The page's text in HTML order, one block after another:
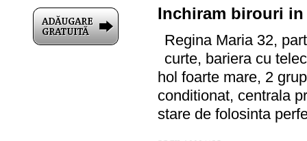
Inchiram birouri in
Regina Maria 32,
curte, bariera cu
hol foarte mare, 2
conditionat, centrala
stare de folosinta